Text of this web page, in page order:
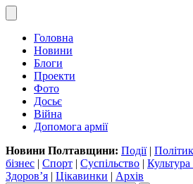
Головна
Новини
Блоги
Проекти
Фото
Досьє
Війна
Допомога армії
Новини Полтавщини: Події|
бізнес | Спорт | Суспільство | Культура
Здоров’я | Цікавинки | Архів